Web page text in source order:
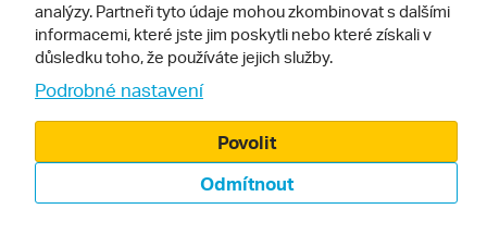
© 2000 - 2026, Zájezdy.cz
analýzy. Partneři tyto údaje mohou zkombinovat s dalšími
informacemi, které jste jim poskytli nebo které získali v
důsledku toho, že používáte jejich služby.
Podrobné nastavení
Odmítnout
Povolit